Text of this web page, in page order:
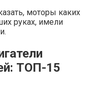
моторы каких
руках, имели
ТОП-15